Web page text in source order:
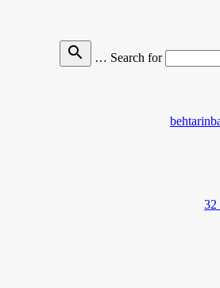
Search for
search